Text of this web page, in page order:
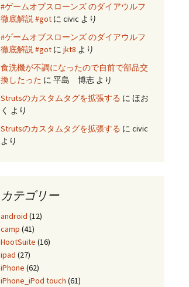
#ゲームオブスローンズ のダイアウルフ
徹底解説 #got に civic より
#ゲームオブスローンズ のダイアウルフ
徹底解説 #got に jkt8 より
食洗機が不調になったので自前で部品交
換したった に 平島 博志 より
Strutsのカスタムタグを拡張する に ほお
く より
Strutsのカスタムタグを拡張する に civic
より
カテゴリー
android (12)
camp (41)
HootSuite (16)
ipad (27)
iPhone (62)
iPhone_iPod touch (61)